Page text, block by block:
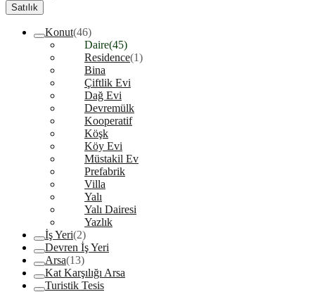
Satılık
Konut(46)
Daire(45)
Residence(1)
Bina
Çiftlik Evi
Dağ Evi
Devremülk
Kooperatif
Köşk
Köy Evi
Müstakil Ev
Prefabrik
Villa
Yalı
Yalı Dairesi
Yazlık
İş Yeri(2)
Devren İş Yeri
Arsa(13)
Kat Karşılığı Arsa
Turistik Tesis